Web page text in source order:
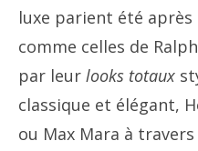
luxe parient été
comme celles de
par leur looks totaux
classique et élégant,
ou Max Mara à